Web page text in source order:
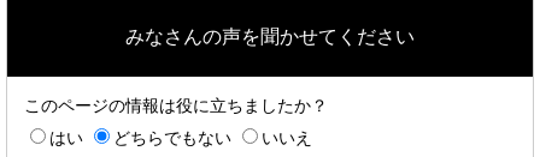
みなさんの声を聞かせてください
このページの情報は役に立ちましたか？
はい
どちらでもない いいえ